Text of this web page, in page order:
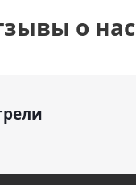
о нас